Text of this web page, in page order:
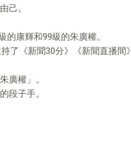
己。
康輝和99級的朱廣權。
了《新聞30分》《新聞直播間
廣權」。
段子手。